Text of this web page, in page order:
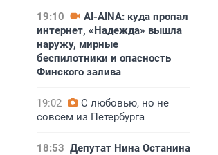
19:10
AI-AINA: куда пропал
интернет, «Надежда» вышла
наружу, мирные
беспилотники и опасность
Финского залива
19:02
С любовью, но не
совсем из Петербурга
18:53 Депутат Нина Останина